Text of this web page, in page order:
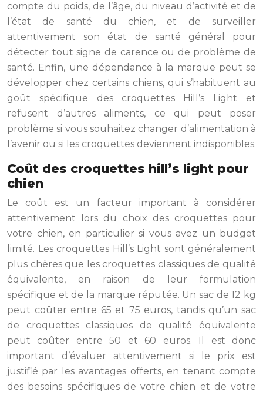
compte du poids, de l’âge, du niveau d’activité et de
l’état de santé du chien, et de surveiller
attentivement son état de santé général pour
détecter tout signe de carence ou de problème de
santé. Enfin, une dépendance à la marque peut se
développer chez certains chiens, qui s’habituent au
goût spécifique des croquettes Hill’s Light et
refusent d’autres aliments, ce qui peut poser
problème si vous souhaitez changer d’alimentation à
l’avenir ou si les croquettes deviennent indisponibles.
Coût des croquettes hill’s light pour
chien
Le coût est un facteur important à considérer
attentivement lors du choix des croquettes pour
votre chien, en particulier si vous avez un budget
limité. Les croquettes Hill’s Light sont généralement
plus chères que les croquettes classiques de qualité
équivalente, en raison de leur formulation
spécifique et de la marque réputée. Un sac de 12 kg
peut coûter entre 65 et 75 euros, tandis qu’un sac
de croquettes classiques de qualité équivalente
peut coûter entre 50 et 60 euros. Il est donc
important d’évaluer attentivement si le prix est
justifié par les avantages offerts, en tenant compte
des besoins spécifiques de votre chien et de votre